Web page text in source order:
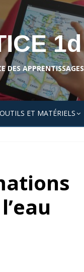
1d
DES APPRENTISSAGES
OUTILS ET MATÉRIELS